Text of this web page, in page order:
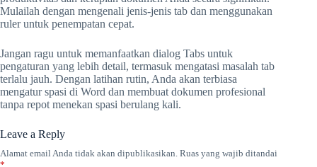
Mulailah dengan mengenali jenis-jenis tab dan menggunakan
ruler untuk penempatan cepat.
Jangan ragu untuk memanfaatkan dialog Tabs untuk
pengaturan yang lebih detail, termasuk mengatasi masalah tab
terlalu jauh. Dengan latihan rutin, Anda akan terbiasa
mengatur spasi di Word dan membuat dokumen profesional
tanpa repot menekan spasi berulang kali.
Leave a Reply
Alamat email Anda tidak akan dipublikasikan. Ruas yang wajib ditandai
*